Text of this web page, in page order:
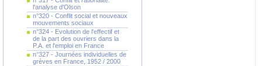
l'analyse d'Olson
n°320 - Conflit social et nouveaux
mouvements sociaux
n°324 - Evolution de l'effectif et
de la part des ouvriers dans la
P.A. et l'emploi en France
n°327 - Journées individuelles de
grèves en France, 1952 / 2000